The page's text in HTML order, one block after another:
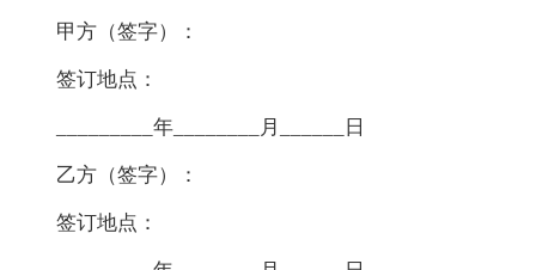
甲方（签字）：
签订地点：
_________年________月______日
乙方（签字）：
签订地点：